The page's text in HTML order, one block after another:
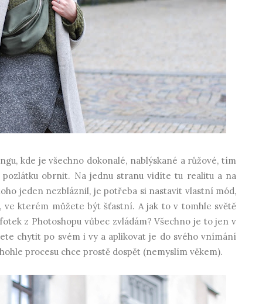
kde je všechno dokonalé, nablýskané a růžové, tím
obrnit. Na jednu stranu vidíte tu realitu a na
jeden nezbláznil, je potřeba si nastavit vlastní mód,
kterém můžete být šťastní. A jak to v tomhle světě
z Photoshopu vůbec zvládám? Všechno je to jen v
chytit po svém i vy a aplikovat je do svého vnímání
procesu chce prostě dospět (nemyslím věkem).